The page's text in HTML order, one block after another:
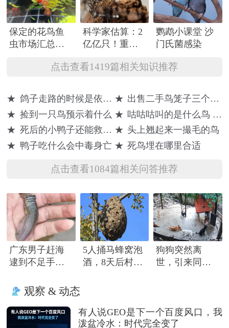
保定的花鸟鱼
虫市场汇总参
科学家估算：2
亿亿只！重量
鸟类和哺乳动
鹦鹉小课堂 沙
门氏菌感染
点击查看1419篇相关知识推荐
★ 鸽子走路的时候是依靠什么方式来保持平衡 ★ 出售二手鸟笼子三个100元
★ 捡到一只鸟预示着什么 ★ 咕咕咕叫的是什么鸟 预兆
★ 死后的小鸭子还能救活吗 ★ 头上翘起来一撮毛的鸟
★ 鸭子吃什么会中毒身亡 ★ 死鸟埋在哪里合适
点击查看1084篇相关问答推荐
广东男子赶海
逮到不足手指
隆起像奥特曼
5人捅马蜂窝泡
酒，8天后村民
狗狗突然离
世，引来同伴
观察 & 动态
有人说GEO是下一个百度风口，我
泼盆冷水：时代完全变了